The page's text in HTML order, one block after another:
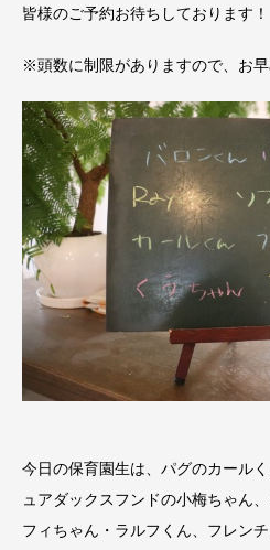
皆様のご予約お待ちしております！
※頭数に制限がありますので、お早
今日の保育園生は、パグのカール
ュアダックスフンドの小梅ちゃん
フィちゃん・ラルフくん、フレン